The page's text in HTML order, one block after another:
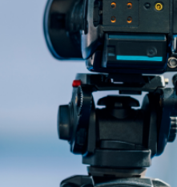
Domovská stránka